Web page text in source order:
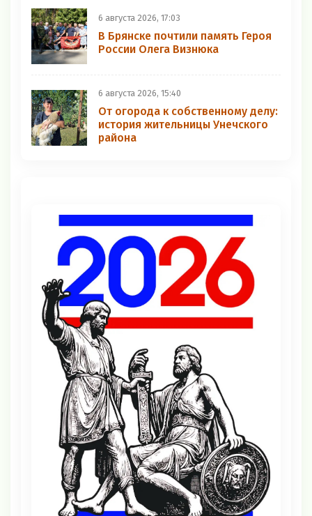
6 августа 2026, 17:03
В Брянске почтили память Героя
России Олега Визнюка
6 августа 2026, 15:40
От огорода к собственному делу:
история жительницы Унечского
района